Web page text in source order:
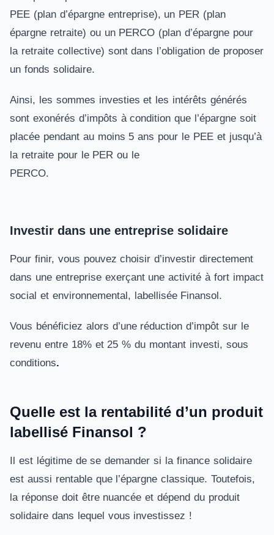
PEE (plan d’épargne entreprise), un PER (plan
épargne retraite) ou un PERCO (plan d’épargne pour
la retraite collective) sont dans l’obligation de proposer
un fonds solidaire.
Ainsi, les sommes investies et les intérêts générés
sont exonérés d’impôts à condition que l’épargne soit
placée pendant au moins 5 ans pour le PEE et jusqu’à
la retraite pour le PER ou le
PERCO.
Investir dans une entreprise solidaire
Pour finir, vous pouvez choisir d’investir directement
dans une entreprise exerçant une activité à fort impact
social et environnemental, labellisée Finansol.
Vous bénéficiez alors d’une réduction d’impôt sur le
revenu entre 18% et 25 % du montant investi, sous
conditions.
Quelle est la rentabilité d’un produit
labellisé Finansol ?
Il est légitime de se demander si la finance solidaire
est aussi rentable que l’épargne classique. Toutefois,
la réponse doit être nuancée et dépend du produit
solidaire dans lequel vous investissez !